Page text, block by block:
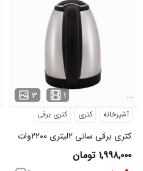
۳ ۱ ...
آشپزخانه کتری کتری برقی
کتری برقی سانی ۲لیتری ۲۲۰۰وات
۱,۹۹۸,۰۰۰ تومان